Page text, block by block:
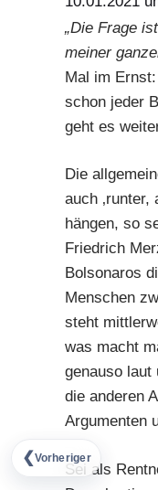
„Die Frage
meiner
Mal im
schon jeder
geht es
Die
auch
hängen, so
Friedrich
Bolsonaros
Menschen
steht
was macht
genauso laut
die anderen
Argumenten
Sei als
❮Vorheriger